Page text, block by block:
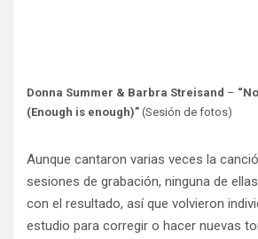
Donna Summer & Barbra Streisand –
(Enough is enough)” (Sesión de fotos)
Aunque cantaron varias veces la
sesiones de grabación, ninguna de
con el resultado, así que volvieron
estudio para corregir o hacer nuevas